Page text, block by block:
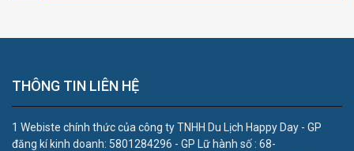
THÔNG TIN LIÊN HỆ
1 Webiste chính thức của công ty TNHH Du Lịch Happy Day - GP
đăng kí kinh doanh: 5801284296 - GP Lữ hành số : 68-